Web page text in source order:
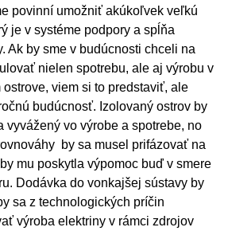
povinní umožniť akúkoľvek veľkú
je v systéme podpory a spĺňa
Ak by sme v budúcnosti chceli na
nielen spotrebu, ale aj výrobu v
viem si to predstaviť, ale
budúcnosť. Izolovaný ostrov by
vyvážený vo výrobe a spotrebe, no
by sa musel prifázovať na
mu poskytla výpomoc buď v smere
Dodávka do vonkajšej sústavy by
sa z technologických príčin
výroba elektriny v rámci zdrojov